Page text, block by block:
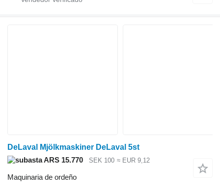
DeLaval Mjölkmaskiner DeLaval 5st
ARS 15.770
SEK 100 ≈ EUR 9,12
Maquinaria de ordeño